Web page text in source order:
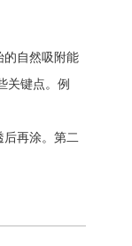
自然吸附能
关键点。例
再涂。第二